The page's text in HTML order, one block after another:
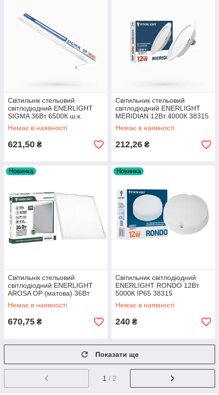
Cвітильнік стельовий
світлодіодний ENERLIGHT
SIGMA 36Вт 6500К ш.к.
4823093503243, 20шт/ящ
28325
Немає в наявності
621,50 ₴
Cвітильник стельовий
світлодіодний ENERLIGHT
MERIDIAN 12Вт 4000К 38315
Немає в наявності
212,26 ₴
Новинка
Cвітильнік стельовий
світлодіодний ENERLIGHT
AROSA OP (матова) 36Вт
6500К ш.к. 4823093504288,
4шт/ящ 28325
Немає в наявності
670,75 ₴
Новинка
Світильник світлодіодний
ENERLIGHT RONDO 12Вт
5000К IP65 38315
Немає в наявності
240 ₴
Показати ще
1 / 2